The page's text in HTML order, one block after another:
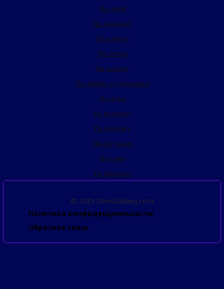
На детей
На женщину
На измену
На интим
На карьеру
На любовь и отношения
На мужа
На мужчину
На пропажу
На ситуацию
На удачу
На финансы
© 2025 DomGadanij.com
Политика конфиденциальности
Обратная связь